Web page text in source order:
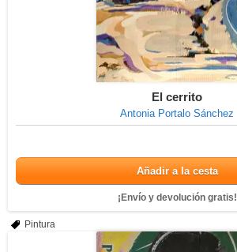
El cerrito
Antonia Portalo Sánchez
Añadir a la cesta
¡Envío y devolución gratis!
Pintura